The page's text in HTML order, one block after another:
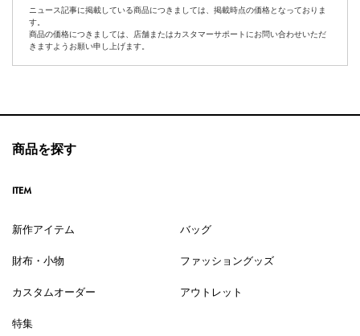
ニュース記事に掲載している商品につきましては、掲載時点の価格となっておりま
す。
商品の価格につきましては、店舗またはカスタマーサポートにお問い合わせいただ
きますようお願い申し上げます。
商品を探す
ITEM
新作アイテム バッグ
財布・小物 ファッショングッズ
カスタムオーダー アウトレット
特集